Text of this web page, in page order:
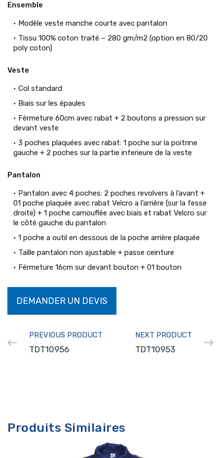
Ensemble
Modèle veste manche courte avec pantalon
Tissu 100% coton traité – 280 gm/m2 (option en 80/20
poly coton)
Veste
Col standard
Biais sur les épaules
Férmeture 60cm avec rabat + 2 boutons a pression sur
devant veste
3 poches plaquées avec rabat: 1 poche sur la poitrine
gauche + 2 poches sur la partie inferieure de la veste
Pantalon
Pantalon avec 4 poches: 2 poches revolvers à l’avant +
01 poche plaquée avec rabat Velcro a l’arrière (sur la fesse
droite) + 1 poche camouflée avec biais et rabat Velcro sur
le côté gauche du pantalon
1 poche a outil en dessous de la poche arrière plaquée
Taille pantalon non ajustable + passe ceinture
Férmeture 16cm sur devant bouton + 01 bouton
DEMANDER UN DEVIS
PREVIOUS PRODUCT
TDT10956
NEXT PRODUCT
TDT10953
Produits Similaires